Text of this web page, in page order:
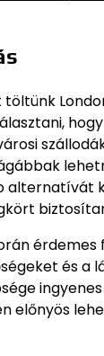
töltünk
alternatívát
és a
előnyös